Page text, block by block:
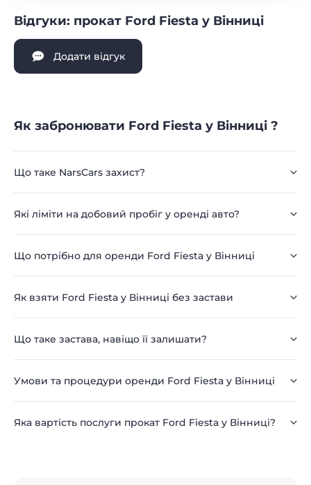
Відгуки: прокат Ford Fiesta у Вінниці
Додати відгук
Як забронювати Ford Fiesta у Вінниці ?
Що таке NarsCars захист?
Які ліміти на добовий пробіг у оренді авто?
Що потрібно для оренди Ford Fiesta у Вінниці
Як взяти Ford Fiesta у Вінниці без застави
Що таке застава, навіщо її залишати?
Умови та процедури оренди Ford Fiesta у Вінниці
Яка вартість послуги прокат Ford Fiesta у Вінниці?